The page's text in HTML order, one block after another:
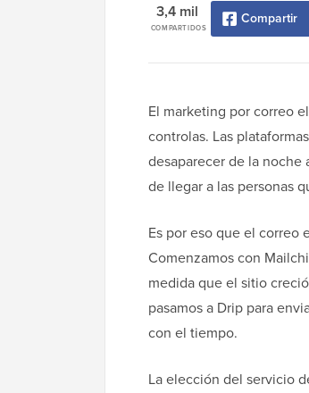
COMPARTIDOS
3,4 mil Compartir
El marketing por correo
controlas. Las
desaparecer de la noche
de llegar a las personas
Es por eso que el correo
Comenzamos con
medida que el sitio
pasamos a Drip para
con el tiempo.
La elección del servicio